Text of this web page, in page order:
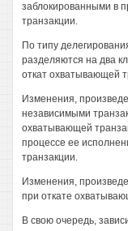
заблокированными в
транзакции.
По типу
разделяются на два
откат охватывающей
Изменения,
независимыми
охватывающей
процессе ее
транзакции.
Изменения,
при откате
В свою очередь,